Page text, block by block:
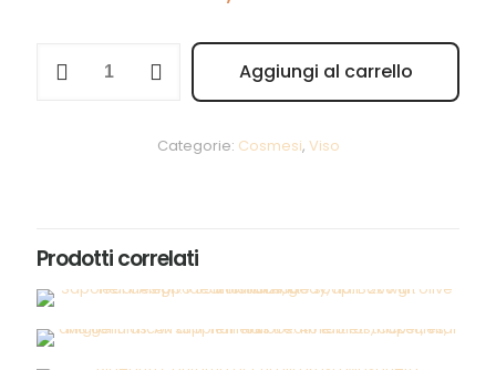
Crema
Aggiungi al carrello
Alternative:
Categorie: Cosmesi, Viso
Prodotti correlati